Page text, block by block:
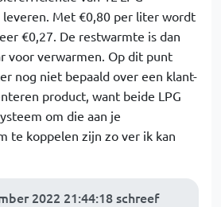
leveren. Met €0,80 per liter wordt
€0,27. De restwarmte is dan
voor verwarmen. Op dit punt
nog niet bepaald over een klant-
product, want beide LPG
om die aan je
te koppelen zijn zo ver ik kan
2022 21:44:18 schreef